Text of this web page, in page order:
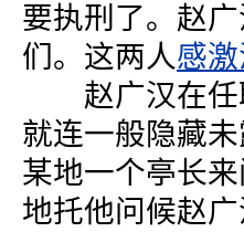
要执刑了。赵
们。这两人感
赵广汉在任
就连一般隐藏
某地一个亭长
地托他问候赵